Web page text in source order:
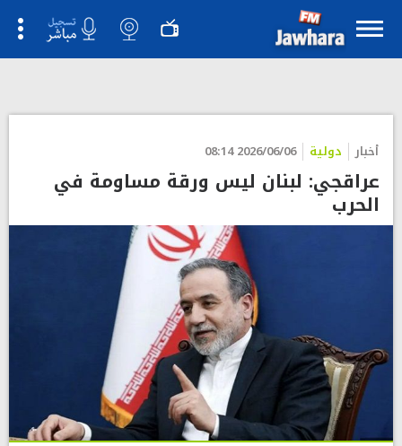
أخبار دولية 2026/06/06 08:14
عراقجي: لبنان ليس ورقة مساومة في
الحرب